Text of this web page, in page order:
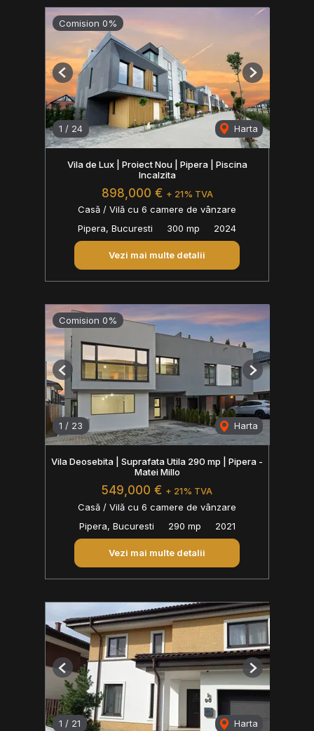
Comision 0%
1 / 24 Harta
Previous Next
Vila de Lux | Proiect Nou | Pipera | Piscina
Incalzita
898,000 € + 21% TVA
Casă / Vilă cu 6 camere de vânzare
Pipera, Bucuresti
300 mp 2024
Vezi mai multe detalii
Comision 0%
1 / 23 Harta
Previous Next
Vila Deosebita | Suprafata Utila 290 mp | Pipera -
Matei Millo
549,000 € + 21% TVA
Casă / Vilă cu 6 camere de vânzare
Pipera, Bucuresti
290 mp 2021
Vezi mai multe detalii
1 / 21 Harta
Previous Next